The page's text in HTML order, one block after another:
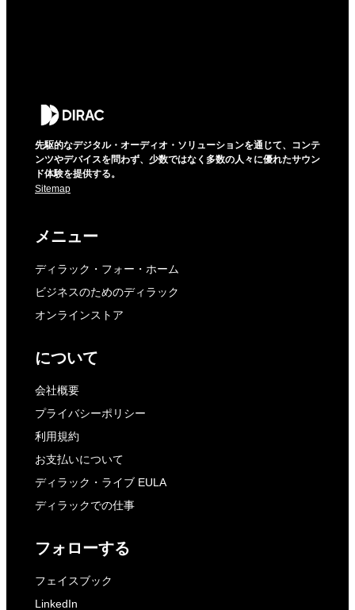
先駆的なデジタル・オーディオ・ソリューションを通じて、コンテ
ンツやデバイスを問わず、少数ではなく多数の人々に優れたサウン
ド体験を提供する。
Sitemap
メニュー
ディラック・フォー・ホーム
ビジネスのためのディラック
オンラインストア
について
会社概要
プライバシーポリシー
利用規約
お支払いについて
ディラック・ライブ EULA
ディラックでの仕事
フォローする
フェイスブック
LinkedIn